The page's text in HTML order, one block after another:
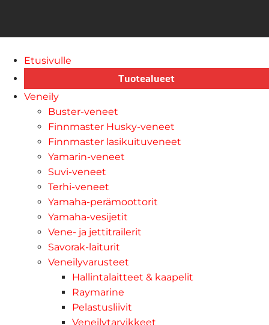
Etusivulle
Tuotealueet
Veneily
Buster-veneet
Finnmaster Husky-veneet
Finnmaster lasikuituveneet
Yamarin-veneet
Suvi-veneet
Terhi-veneet
Yamaha-perämoottorit
Yamaha-vesijetit
Vene- ja jettitrailerit
Savorak-laiturit
Veneilyvarusteet
Hallintalaitteet & kaapelit
Raymarine
Pelastusliivit
Veneilytarvikkeet